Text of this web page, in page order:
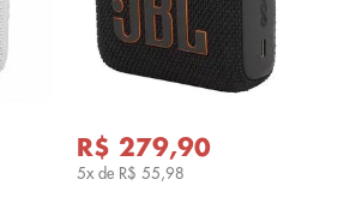
R$ 279,90
5x de R$ 55,98